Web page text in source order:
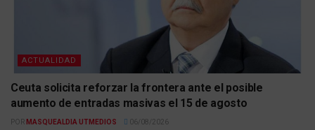
ACTUALIDAD
Ceuta solicita reforzar la frontera ante el posible
aumento de entradas masivas el 15 de agosto
POR MASQUEALDIA UTMEDIOS 06/08/2026